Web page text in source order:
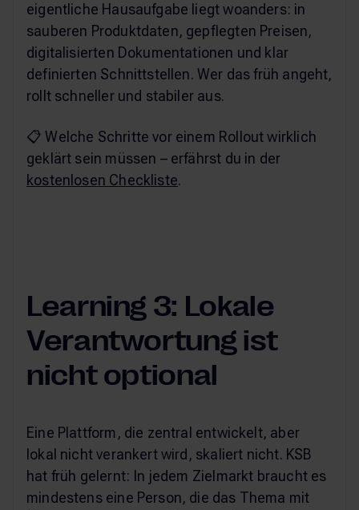
eigentliche Hausaufgabe liegt woanders: in
sauberen Produktdaten, gepflegten Preisen,
digitalisierten Dokumentationen und klar
definierten Schnittstellen. Wer das früh angeht,
rollt schneller und stabiler aus.
📋 Welche Schritte vor einem Rollout wirklich
geklärt sein müssen – erfährst du in der
kostenlosen Checkliste.
Learning 3: Lokale
Verantwortung ist
nicht optional
Eine Plattform, die zentral entwickelt, aber
lokal nicht verankert wird, skaliert nicht. KSB
hat früh gelernt: In jedem Zielmarkt braucht es
mindestens eine Person, die das Thema mit